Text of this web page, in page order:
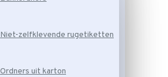
Niet-zelfklevende rugetiketten
Ordners uit karton